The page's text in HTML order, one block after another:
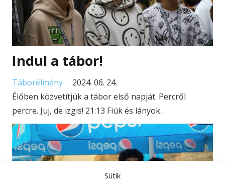
Sütik
Indul a tábor!
Táborélmény
2024. 06. 24.
Élőben közvetítjük a tábor első napját. Percről
percre. Juj, de izgis! 21:13 Fiúk és lányok…